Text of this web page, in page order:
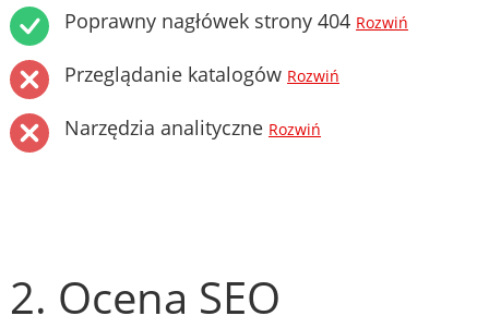
Poprawny nagłówek strony 404 Rozwiń
Przeglądanie katalogów Rozwiń
Narzędzia analityczne Rozwiń
2. Ocena SEO